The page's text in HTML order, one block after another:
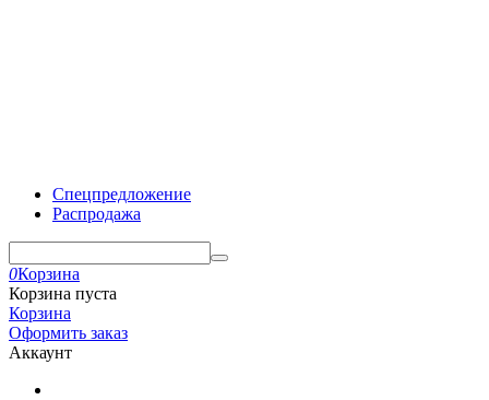
Спецпредложение
Распродажа
0Корзина
Корзина пуста
Корзина
Оформить заказ
Аккаунт